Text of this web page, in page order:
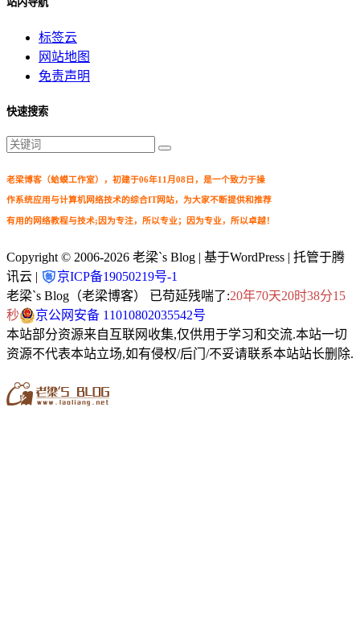
标签云
网站地图
免责声明
快速搜索
老梁博客（蛤蟆工作室），初建于06年11月08日，是一个致力于操
作系统应用与计算机网络技术的综合IT网站，为大家不断提供和推荐
有用的网络教程与技术;因为专注，所以专业；因为专业，所以卓越！
Copyright © 2006-2026 老梁`s Blog | 基于WordPress | 托管于腾
讯云 |
京ICP备19050219号-1
老梁`s Blog（老梁博客） 已苟延残喘了:20年70天20时38分16
秒
京公网安备 11010802035542号
本站部分资源来自互联网收集,仅供用于学习和交流.本站一切
资源不代表本站立场,如有侵权/后门/不妥请联系本站站长删除.